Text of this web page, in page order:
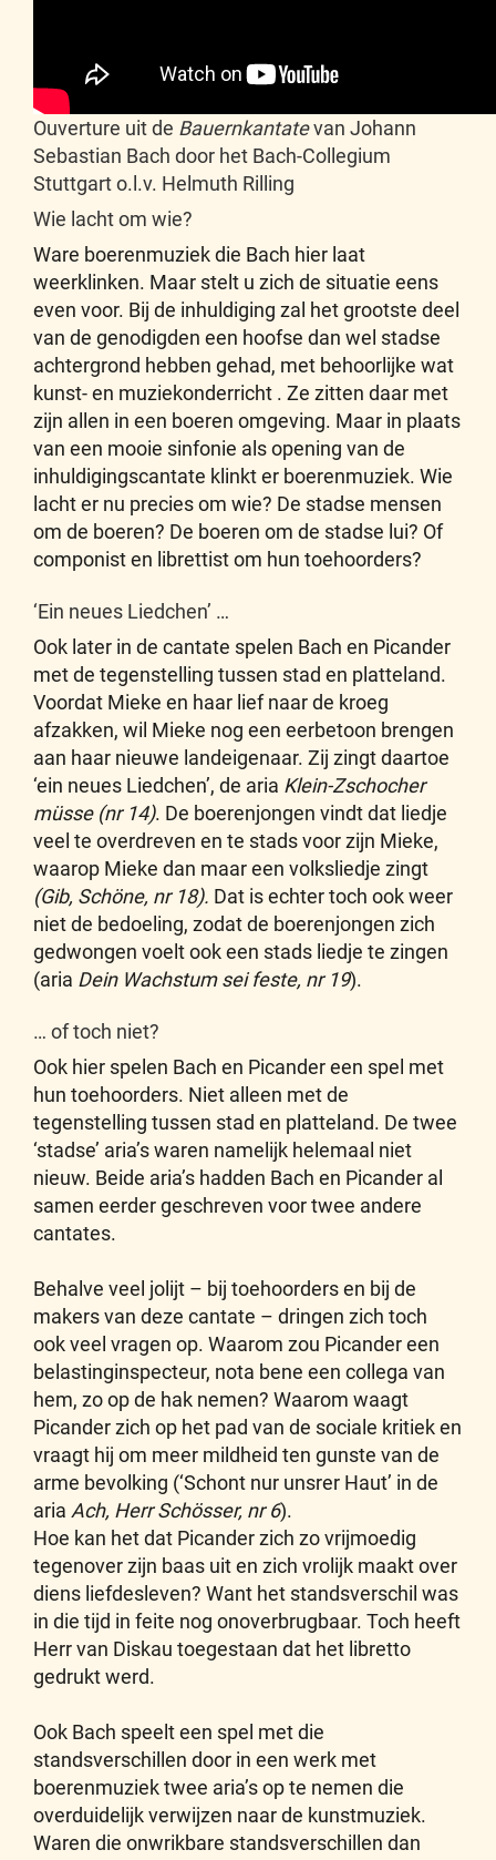
Ouverture uit de Bauernkantatevan Johann
Sebastian Bach door het Bach-Collegium
Stuttgart o.l.v. Helmuth Rilling
Wie lacht om wie?
Ware boerenmuziek die Bach hier laat
weerklinken. Maar stelt u zich de situatie eens
even voor. Bij de inhuldiging zal het grootste deel
van de genodigden een hoofse dan wel stadse
achtergrond hebben gehad, met behoorlijke wat
kunst- en muziekonderricht . Ze zitten daar met
zijn allen in een boeren omgeving. Maar in plaats
van een mooie sinfonie als opening van de
inhuldigingscantate klinkt er boerenmuziek. Wie
lacht er nu precies om wie? De stadse mensen
om de boeren? De boeren om de stadse lui? Of
componist en librettist om hun toehoorders?
‘Ein neues Liedchen’ …
Ook later in de cantate spelen Bach en Picander
met de tegenstelling tussen stad en platteland.
Voordat Mieke en haar lief naar de kroeg
afzakken, wil Mieke nog een eerbetoon brengen
aan haar nieuwe landeigenaar. Zij zingt daartoe
‘ein neues Liedchen’, de aria Klein-Zschocher
müsse (nr 14). De boerenjongen vindt dat liedje
veel te overdreven en te stads voor zijn Mieke,
waarop Mieke dan maar een volksliedje zingt
(Gib, Schöne, nr 18). Dat is echter toch ook weer
niet de bedoeling, zodat de boerenjongen zich
gedwongen voelt ook een stads liedje te zingen
(aria Dein Wachstum sei feste, nr 19).
… of toch niet?
Ook hier spelen Bach en Picander een spel met
hun toehoorders. Niet alleen met de
tegenstelling tussen stad en platteland. De twee
‘stadse’ aria’s waren namelijk helemaal niet
nieuw. Beide aria’s hadden Bach en Picander al
samen eerder geschreven voor twee andere
cantates.
Behalve veel jolijt – bij toehoorders en bij de
makers van deze cantate – dringen zich toch
ook veel vragen op. Waarom zou Picander een
belastinginspecteur, nota bene een collega van
hem, zo op de hak nemen? Waarom waagt
Picander zich op het pad van de sociale kritiek en
vraagt hij om meer mildheid ten gunste van de
arme bevolking (‘Schont nur unsrer Haut’ in de
aria Ach, Herr Schösser, nr 6).
Hoe kan het dat Picander zich zo vrijmoedig
tegenover zijn baas uit en zich vrolijk maakt over
diens liefdesleven? Want het standsverschil was
in die tijd in feite nog onoverbrugbaar. Toch heeft
Herr van Diskau toegestaan dat het libretto
gedrukt werd.
Ook Bach speelt een spel met die
standsverschillen door in een werk met
boerenmuziek twee aria’s op te nemen die
overduidelijk verwijzen naar de kunstmuziek.
Waren die onwrikbare standsverschillen dan